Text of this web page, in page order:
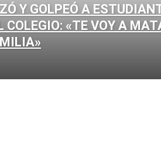
Y GOLPEÓ A
COLEGIO: «TE VOY A